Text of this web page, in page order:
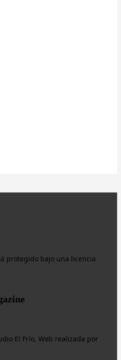
protegido bajo una licencia
El Frío. Web realizada por